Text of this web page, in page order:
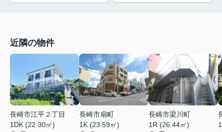
近隣の物件
長崎市江平２丁目
1DK (22.30㎡)
長崎市扇町
1K (23.59㎡)
長崎市梁川町
1R (26.44㎡)